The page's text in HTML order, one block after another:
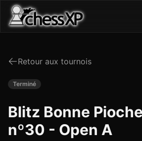
Retour aux tournois
Terminé
Blitz Bonne
nº30 - Open A